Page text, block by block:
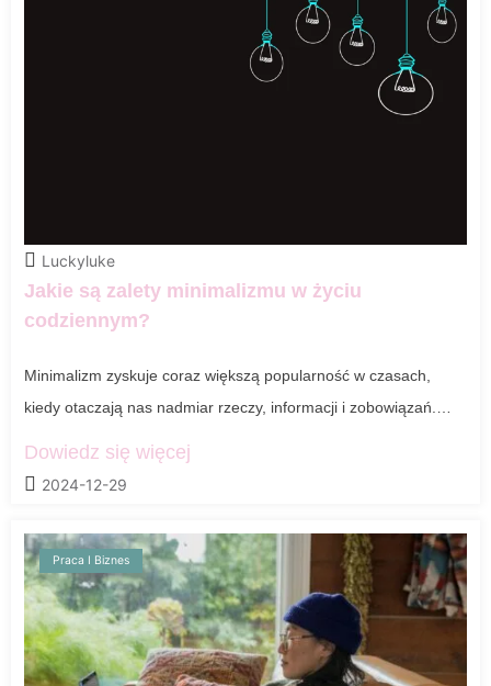
Luckyluke
Jakie są zalety minimalizmu w życiu
codziennym?
Minimalizm zyskuje coraz większą popularność w czasach,
kiedy otaczają nas nadmiar rzeczy, informacji i zobowiązań.…
Dowiedz się więcej
2024-12-29
Praca I Biznes